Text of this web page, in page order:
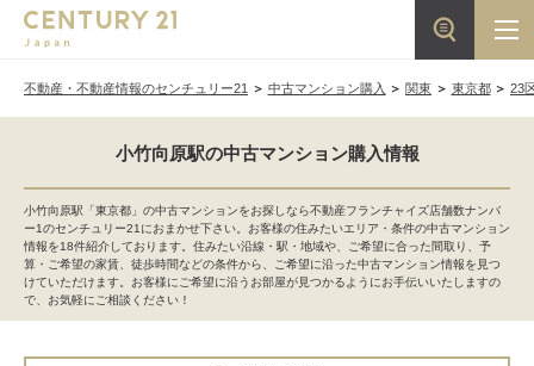
不動産・不動産情報のセンチュリー21 中古マンション購入 関東 東京都 23
小竹向原駅の中古マンション購入情報
小竹向原駅「東京都」の中古マンションをお探しなら不動産フランチャイズ店舗数ナンバ
ー1のセンチュリー21におまかせ下さい。お客様の住みたいエリア・条件の中古マンション
情報を18件紹介しております。住みたい沿線・駅・地域や、ご希望に合った間取り、予
算・ご希望の家賃、徒歩時間などの条件から、ご希望に沿った中古マンション情報を見つ
けていただけます。お客様にご希望に沿うお部屋が見つかるようにお手伝いいたしますの
で、お気軽にご相談ください！